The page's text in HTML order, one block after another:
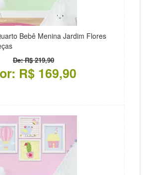
Bebê Menina Jardim Flores
De: R$ 219,90
R$ 169,90